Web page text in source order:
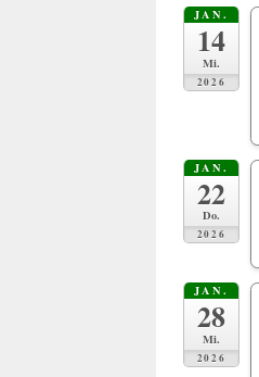
JAN.
14
Mi.
2026
JAN.
22
Do.
2026
JAN.
28
Mi.
2026